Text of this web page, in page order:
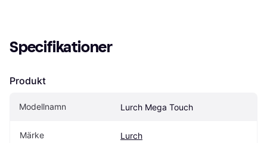
Specifikationer
Produkt
Modellnamn Lurch Mega Touch
Märke Lurch